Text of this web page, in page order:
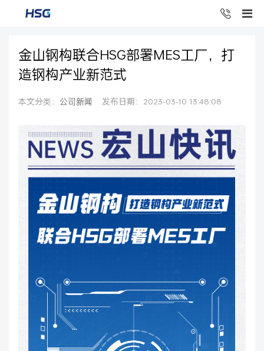
金山钢构联合HSG部署MES工厂，打
造钢构产业新范式
本文分类： 公司新闻 发布日期：2023-03-10 13:48:08